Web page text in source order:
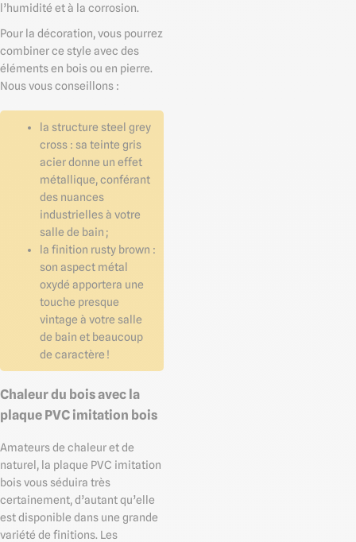
l’humidité et à la corrosion.
Pour la décoration, vous pourrez
combiner ce style avec des
éléments en bois ou en pierre.
Nous vous conseillons :
la structure steel grey
cross : sa teinte gris
acier donne un effet
métallique, conférant
des nuances
industrielles à votre
salle de bain ;
la finition rusty brown :
son aspect métal
oxydé apportera une
touche presque
vintage à votre salle
de bain et beaucoup
de caractère !
Chaleur du bois avec la
plaque PVC imitation bois
Amateurs de chaleur et de
naturel, la plaque PVC imitation
bois vous séduira très
certainement, d’autant qu’elle
est disponible dans une grande
variété de finitions. Les